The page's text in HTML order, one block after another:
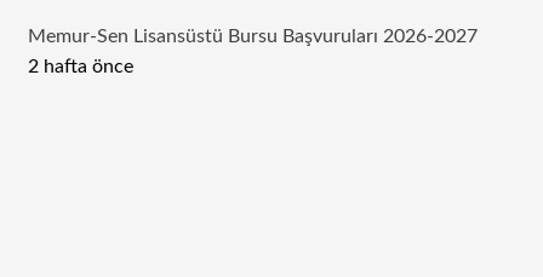
Memur-Sen Lisansüstü Bursu Başvuruları 2026-2027
2 hafta önce